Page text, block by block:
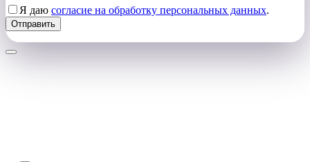
Я даю согласие на обработку персональных данных.